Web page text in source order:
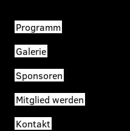
Programm
Galerie
Sponsoren
Mitglied werden
Kontakt